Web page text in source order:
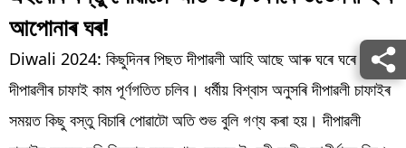
শিক্ষা
খেল
আপোনাৰ ঘৰ!
Diwali 2024: কিছুদিনৰ পিছত দীপাৱলী আহি আছে আৰু ঘৰে ঘৰে
দীপাৱলীৰ চাফাই কাম পূৰ্ণগতিত চলিব। ধৰ্মীয় বিশ্বাস অনুসৰি দীপাৱলী চাফাইৰ
সময়ত কিছু বস্তু বিচাৰি পোৱাটো অতি শুভ বুলি গণ্য কৰা হয়। দীপাৱলী